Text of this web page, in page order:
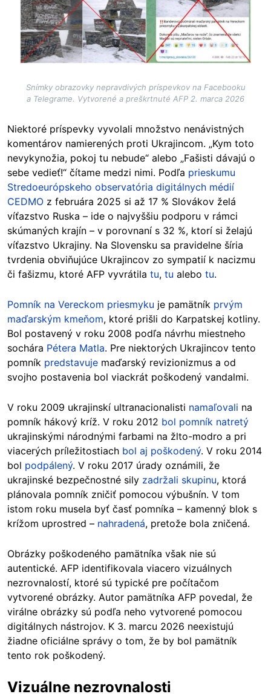
Snímky obrazovky nepravdivých príspevkov na Facebooku
a Telegrame. Vytvorené a preškrtnuté AFP 2. marca 2026
Niektoré príspevky vyvolali množstvo nenávistných
komentárov namierených proti Ukrajincom. „Kym toto
nevykynožia, pokoj tu nebude“ alebo „Fašisti dávajú o
sebe vedieť!“ čítame medzi nimi. Podľa prieskumu
Stredoeurópskeho observatória digitálnych médií
CEDMO z februára 2025 si až 17 % Slovákov želá
víťazstvo Ruska – ide o najvyššiu podporu v rámci
skúmaných krajín – v porovnaní s 32 %, ktorí si želajú
víťazstvo Ukrajiny. Na Slovensku sa pravidelne šíria
tvrdenia obviňujúce Ukrajincov zo sympatií k nacizmu
či fašizmu, ktoré AFP vyvrátila tu, tu alebo tu.
Pomník na Vereckom priesmyku je pamätník prvým
maďarským kmeňom, ktoré prišli do Karpatskej kotliny.
Bol postavený v roku 2008 podľa návrhu miestneho
sochára Pétera Matla. Pre niektorých Ukrajincov tento
pomník predstavuje maďarský revizionizmus a od
svojho postavenia bol viackrát poškodený vandalmi.
V roku 2009 ukrajinskí ultranacionalisti namaľovali na
pomník hákový kríž. V roku 2012 bol pomník natretý
ukrajinskými národnými farbami na žlto-modro a pri
viacerých príležitostiach bol aj poškodený. V roku 2014
bol podpálený. V roku 2017 úrady oznámili, že
ukrajinské bezpečnostné sily zadržali skupinu, ktorá
plánovala pomník zničiť pomocou výbušnín. V tom
istom roku musela byť časť pomníka – kamenný blok s
krížom uprostred – nahradená, pretože bola zničená.
Obrázky poškodeného pamätníka však nie sú
autentické. AFP identifikovala viacero vizuálnych
nezrovnalostí, ktoré sú typické pre počítačom
vytvorené obrázky. Autor pamätníka AFP povedal, že
virálne obrázky sú podľa neho vytvorené pomocou
digitálnych nástrojov. K 3. marcu 2026 neexistujú
žiadne oficiálne správy o tom, že by bol pamätník
tento rok poškodený.
Vizuálne nezrovnalosti